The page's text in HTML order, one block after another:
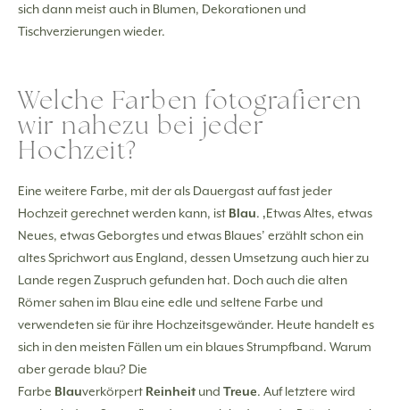
sich dann meist auch in Blumen, Dekorationen und
Tischverzierungen wieder.
Welche Farben fotografieren
wir nahezu bei jeder
Hochzeit?
Eine weitere Farbe, mit der als Dauergast auf fast jeder
Hochzeit gerechnet werden kann, ist Blau. ‚Etwas Altes, etwas
Neues, etwas Geborgtes und etwas Blaues’ erzählt schon ein
altes Sprichwort aus England, dessen Umsetzung auch hier zu
Lande regen Zuspruch gefunden hat. Doch auch die alten
Römer sahen im Blau eine edle und seltene Farbe und
verwendeten sie für ihre Hochzeitsgewänder. Heute handelt es
sich in den meisten Fällen um ein blaues Strumpfband. Warum
aber gerade blau? Die
Farbe Blauverkörpert Reinheit und Treue. Auf letztere wird